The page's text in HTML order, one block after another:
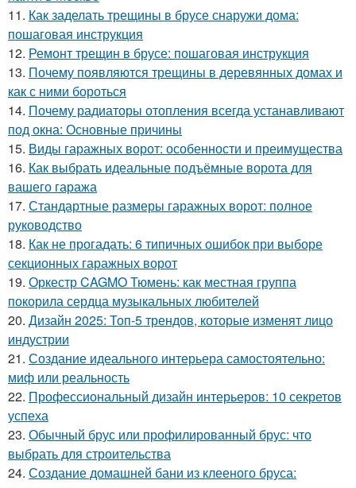
11. Как заделать трещины в брусе снаружи дома:
пошаговая инструкция
12. Ремонт трещин в брусе: пошаговая инструкция
13. Почему появляются трещины в деревянных домах и
как с ними бороться
14. Почему радиаторы отопления всегда устанавливают
под окна: Основные причины
15. Виды гаражных ворот: особенности и преимущества
16. Как выбрать идеальные подъёмные ворота для
вашего гаража
17. Стандартные размеры гаражных ворот: полное
руководство
18. Как не прогадать: 6 типичных ошибок при выборе
секционных гаражных ворот
19. Оркестр CAGMO Тюмень: как местная группа
покорила сердца музыкальных любителей
20. Дизайн 2025: Топ-5 трендов, которые изменят лицо
индустрии
21. Создание идеального интерьера самостоятельно:
миф или реальность
22. Профессиональный дизайн интерьеров: 10 секретов
успеха
23. Обычный брус или профилированный брус: что
выбрать для строительства
24. Создание домашней бани из клееного бруса: